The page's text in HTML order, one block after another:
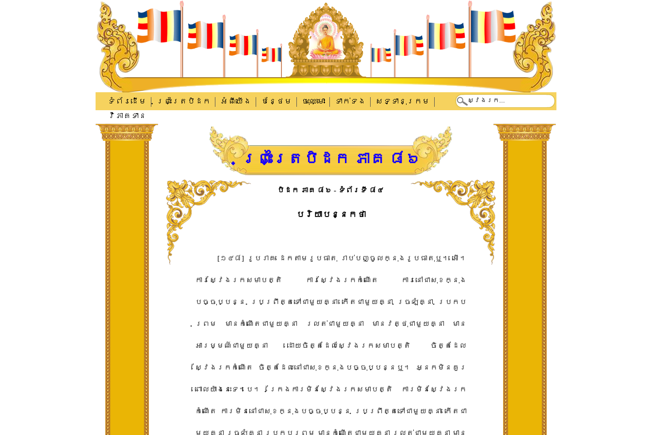
ទំព័រដើម ព្រះត្រៃបិដក អំពីយើង បន្ថែម ចុះឈ្មោះ ទាក់​ទង
សទ្ទានុក្រម
វិភាគទាន
ព្រះត្រៃបិដក ភាគ ៨៦
បិដក ភាគ ៨៦ - ទំព័រទី ៨៤
បរិ​យា​បន្ន​កថា
[១៤៨] រូប​រាគៈ ដេក​តាម​រូបធាតុ រាប់បញ្ចូល​ក្នុង​រូបធាតុ​ឬ។ អើ។
ការស្វែងរក​សមាបត្តិ ការស្វែងរក​កំណើត ការ​នៅជា​សុខ​ក្នុង​
បច្ចុប្បន្ន ប្រព្រឹត្តទៅ​ជាមួយគ្នា កើតជា​មួយ​គ្នា ច្រឡំ​គ្នា ប្រកប​
ព្រម មានកំណើត​ជាមួយគ្នា រលត់​ជាមួយគ្នា មាន​វត្ថុជា​មួយ​គ្នា មាន​
អារម្មណ៍​ជាមួយគ្នា ដោយចិត្ត​ដែល​ស្វែងរក​សមាបត្តិ ចិត្ត​ដែល​
ស្វែងរក​កំណើត ចិត្ត​ដែល​នៅជា​សុខ​ក្នុង​បច្ចុប្បន្ន​ឬ។ អ្នក​មិន​គួរ​
ពោល​យ៉ាងនេះ​ទេ។បេ។ ក្រែង​ការ​មិន​ស្វែងរក​សមាបត្តិ ការ​មិន​ស្វែងរក​
កំណើត ការ​មិន​នៅជា​សុខ​ក្នុង​បច្ចុប្បន្ន ប្រព្រឹត្តទៅ​ជាមួយគ្នា កើតជា​
មួយ​គ្នា ច្រឡំ​គ្នា ប្រកប​ព្រម មានកំណើត​ជាមួយគ្នា រលត់​ជាមួយគ្នា មាន​